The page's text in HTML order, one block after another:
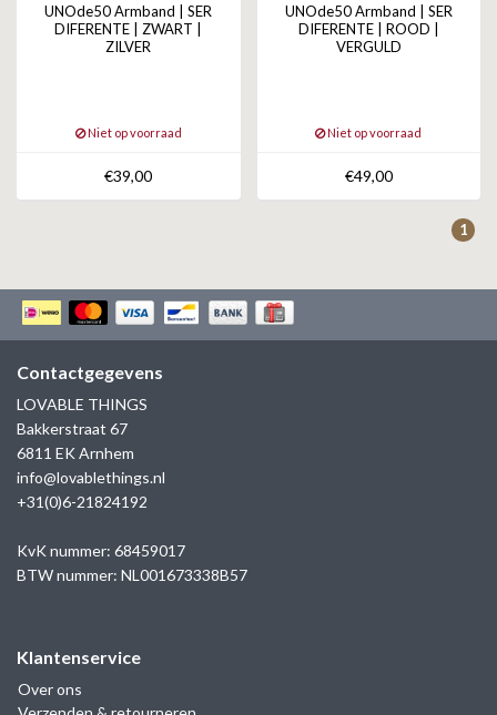
UNOde50 Armband | SER
DIFERENTE | ZWART |
ZILVER
Niet op voorraad
€39,00
UNOde50 Armband | SER
DIFERENTE | ROOD |
VERGULD
Niet op voorraad
€49,00
1
Contactgegevens
LOVABLE THINGS
Bakkerstraat 67
6811 EK Arnhem
info@lovablethings.nl
+31(0)6-21824192
KvK nummer: 68459017
BTW nummer: NL001673338B57
Klantenservice
Over ons